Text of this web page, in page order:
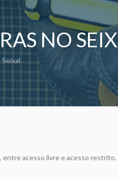
NO
acesso livre e acesso restrito.